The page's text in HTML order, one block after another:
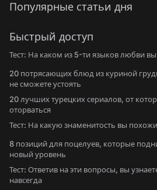
Популярные статьи дня
Быстрый доступ
Тест: На каком из 5-ти языков любви вы
20 потрясающих блюд из куриной
не сможете устоять
20 лучших турецких сериалов, от
оторваться
Тест: На какую знаменитость вы
8 позиций для поцелуев, которые
новый уровень
Тест: Ответив на эти вопросы, вы
навсегда